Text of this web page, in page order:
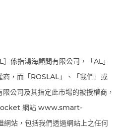
係指鴻海顧問有限公司，「AL」
，而「ROSLAL」、「我們」或
限公司及其指定此市場的被授權商，
網站 www.smart-
站，包括我們透過網站上之任何